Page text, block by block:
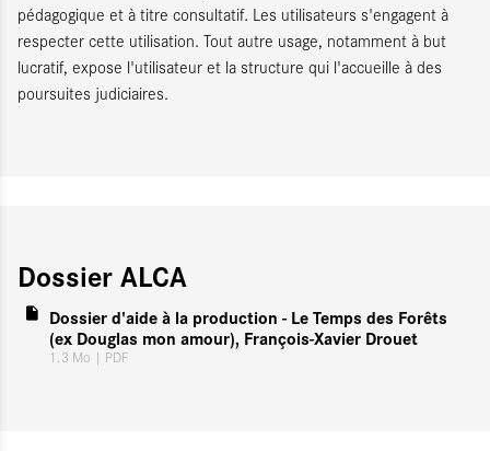
pédagogique et à titre consultatif. Les utilisateurs s'engagent à
respecter cette utilisation. Tout autre usage, notamment à but
lucratif, expose l'utilisateur et la structure qui l'accueille à des
poursuites judiciaires.
Dossier ALCA
Dossier d'aide à la production - Le Temps des Forêts
(ex Douglas mon amour), François-Xavier Drouet
1.3 Mo | PDF